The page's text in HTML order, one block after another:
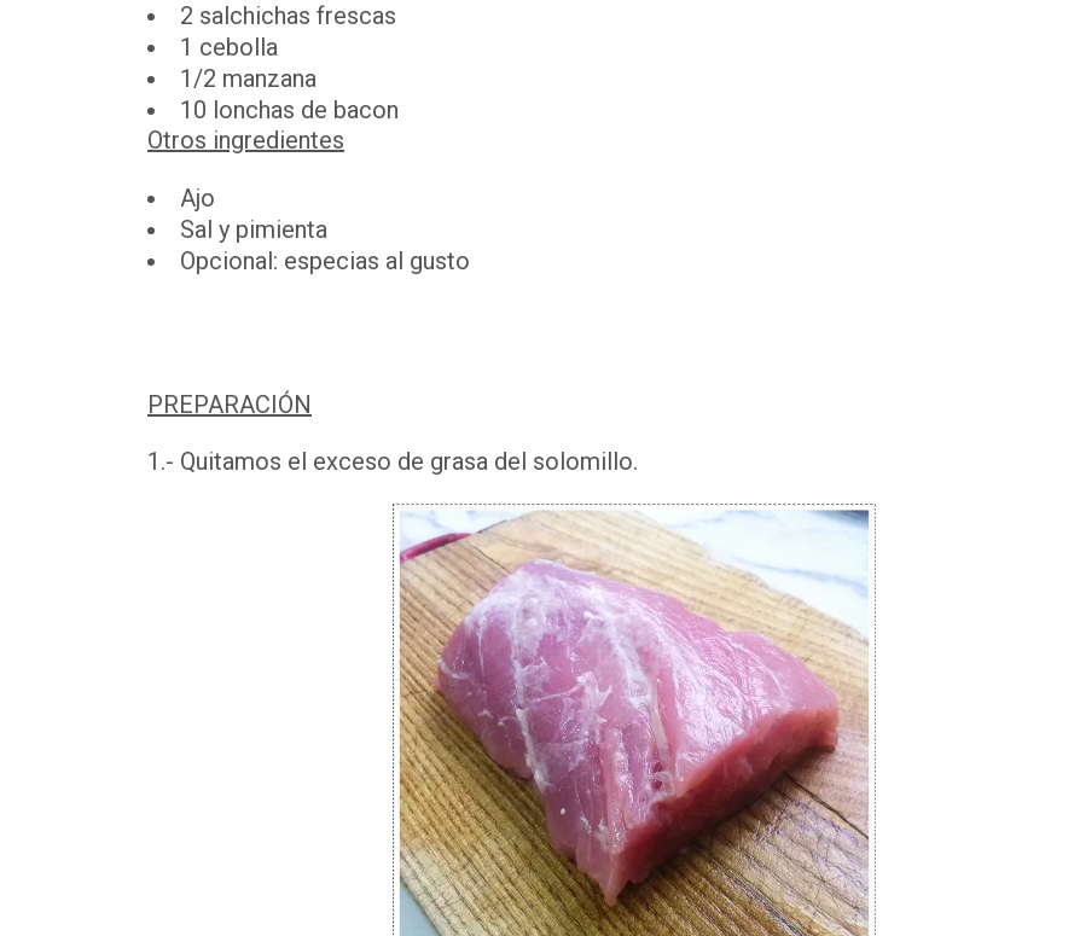
2 salchichas frescas
1 cebolla
1/2 manzana
10 lonchas de bacon
Otros ingredientes
Ajo
Sal y pimienta
Opcional: especias al gusto
PREPARACIÓN
1.- Quitamos el exceso de grasa del solomillo.